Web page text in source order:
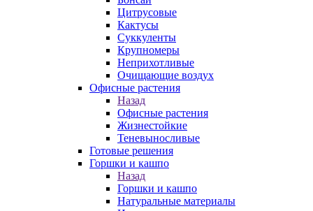
Цитрусовые
Кактусы
Суккуленты
Крупномеры
Неприхотливые
Очищающие воздух
Офисные растения
Назад
Офисные растения
Жизнестойкие
Теневыносливые
Готовые решения
Горшки и кашпо
Назад
Горшки и кашпо
Натуральные материалы